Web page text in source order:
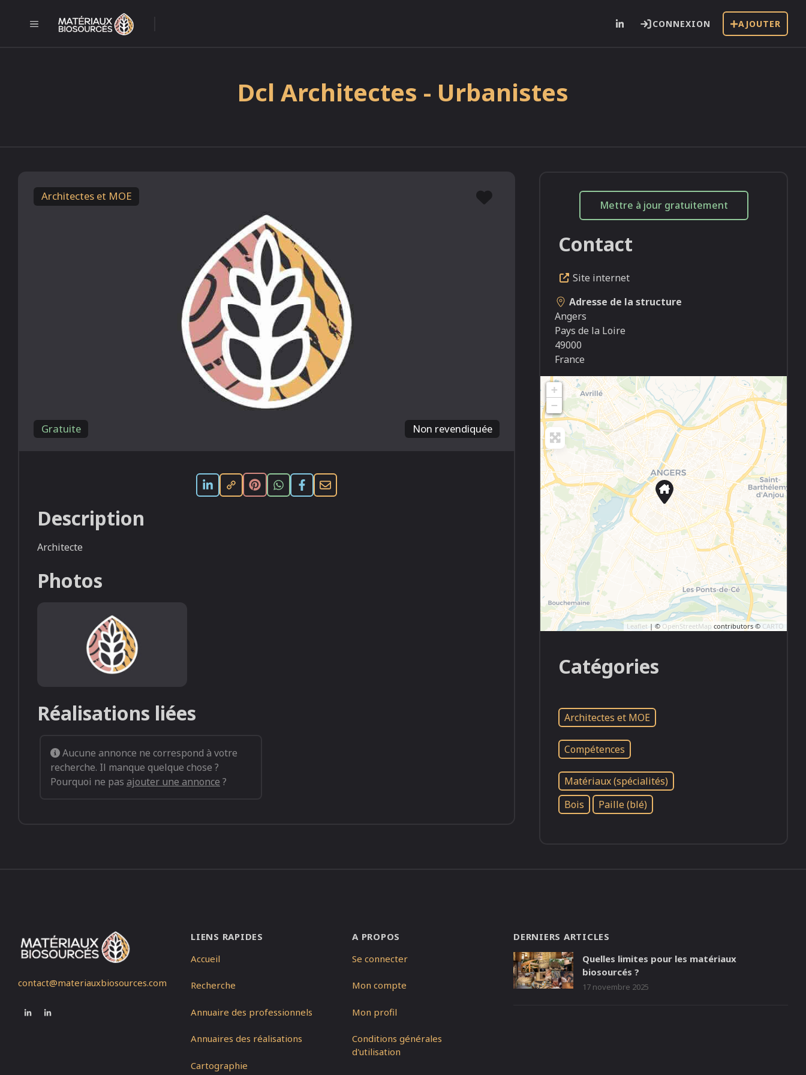
MENU CONNEXION AJOUTER
Dcl Architectes - Urbanistes
Non revendiquée
Gratuite
Favori
Architectes et MOE
Description
Architecte
Photos
Réalisations liées
Aucune annonce ne correspond à votre
recherche. Il manque quelque chose ?
Pourquoi ne pas ajouter une annonce ?
Mettre à jour gratuitement
Contact
Site internet
Adresse de la structure
Angers
Pays de la Loire
49000
France
+
−
Leaflet | © OpenStreetMap contributors © CARTO
Catégories
Architectes et MOE
Compétences
Matériaux (spécialités)
Bois
Paille (blé)
contact@materiauxbiosources.com
LIENS RAPIDES
Accueil
Recherche
Annuaire des professionnels
Annuaires des réalisations
Cartographie
A PROPOS
Se connecter
Mon compte
Mon profil
Conditions générales
d'utilisation
DERNIERS ARTICLES
Quelles limites pour les matériaux
biosourcés ?
17 novembre 2025